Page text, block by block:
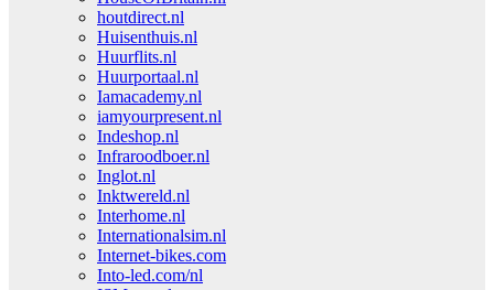
houtdirect.nl
Huisenthuis.nl
Huurflits.nl
Huurportaal.nl
Iamacademy.nl
iamyourpresent.nl
Indeshop.nl
Infraroodboer.nl
Inglot.nl
Inktwereld.nl
Interhome.nl
Internationalsim.nl
Internet-bikes.com
Into-led.com/nl